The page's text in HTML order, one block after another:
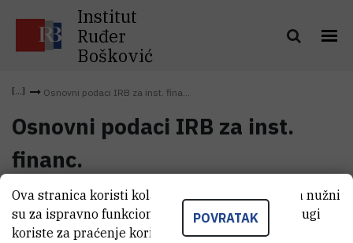
Institut
Ruđer
Bošković
Osnovni podaci IRB za inst. fina...
Osnovni podaci IRB za inst.
financ.
Osnovni podaci IRB za inst.
financ.
(107,4 kB)
POVRATAK
Ova stranica koristi kolačiće. Neki od tih kolačića nužni
su za ispravno funkcioniranje stranice, dok se drugi
koriste za praćenje korištenja stranice radi